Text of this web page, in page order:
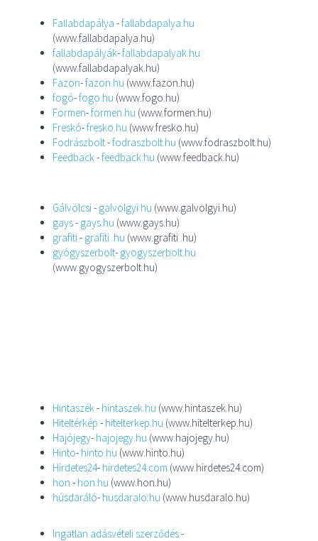
Fallabdapálya -fallabdapalya.hu
(www.fallabdapalya.hu)
fallabdapályák-fallabdapalyak.hu
(www.fallabdapalyak.hu)
Fazon-fazon.hu (www.fazon.hu)
fogó-fogo.hu (www.fogo.hu)
Formen-formen.hu (www.formen.hu)
Freskó-fresko.hu (www.fresko.hu)
Fodrászbolt-fodraszbolt.hu (www.fodraszbolt.hu)
Feedback-feedback.hu (www.feedback.hu)
Gálvölcsi- galvolgyi.hu (www.galvolgyi.hu)
gays- gays.hu (www.gays.hu)
grafiti- grafiti .hu (www.grafiti .hu)
gyógyszerbolt- gyogyszerbolt.hu
(www.gyogyszerbolt.hu)
Hintaszék- hintaszek.hu (www.hintaszek.hu)
Hiteltérkép - hitelterkep.hu (www.hitelterkep.hu)
Hajójegy- hajojegy.hu (www.hajojegy.hu)
Hinto- hinto.hu (www.hinto.hu)
Hirdetes24- hirdetes24.com (www.hirdetes24.com)
hon - hon.hu (www.hon.hu)
húsdaráló- husdaralo.hu (www.husdaralo.hu)
Ingatlan adásvételi szerződés-